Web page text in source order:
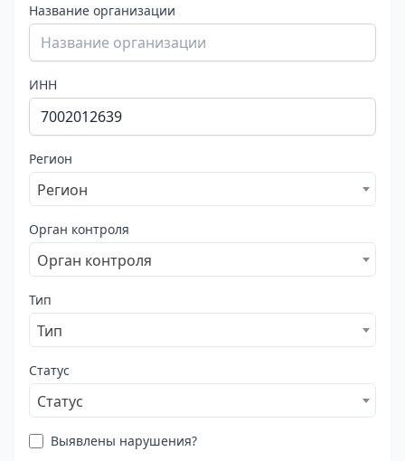
Название организации
ИНН
Регион
Регион
Орган контроля
Орган контроля
Тип
Тип
Статус
Статус
Выявлены нарушения?